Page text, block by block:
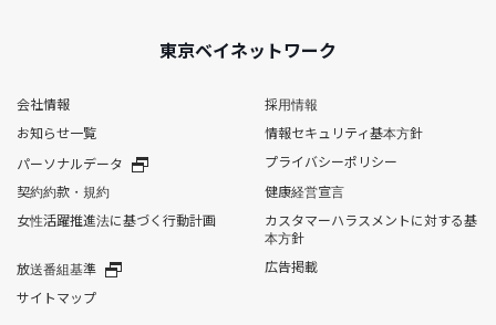
東京ベイネットワーク
会社情報
採用情報
お知らせ一覧
情報セキュリティ基本方針
パーソナルデータ
プライバシーポリシー
契約約款・規約
健康経営宣言
女性活躍推進法に基づく行動計画
カスタマーハラスメントに対する基
本方針
放送番組基準
広告掲載
サイトマップ